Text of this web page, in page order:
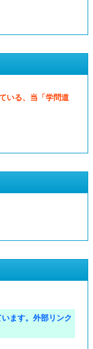
いる、当「学問道
ます。外部リンク